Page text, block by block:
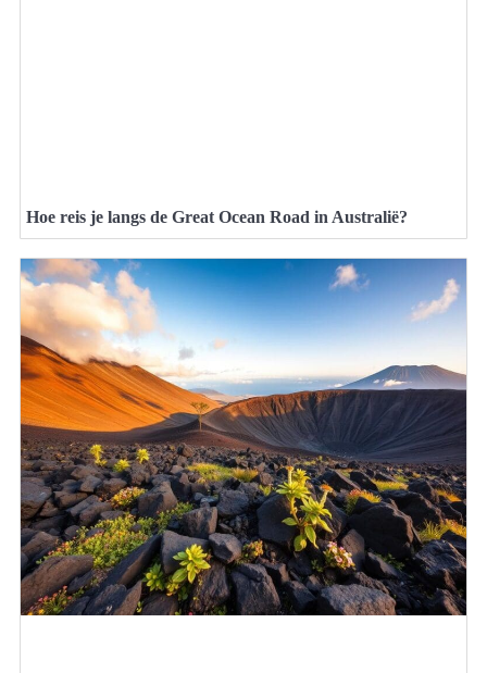
Hoe reis je langs de Great Ocean Road in Australië?